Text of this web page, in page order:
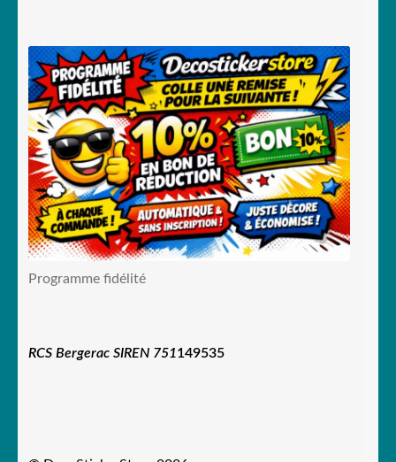
Programme fidélité
RCS Bergerac SIREN 751149535